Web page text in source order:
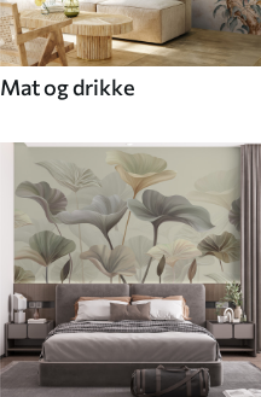
Mat og drikke